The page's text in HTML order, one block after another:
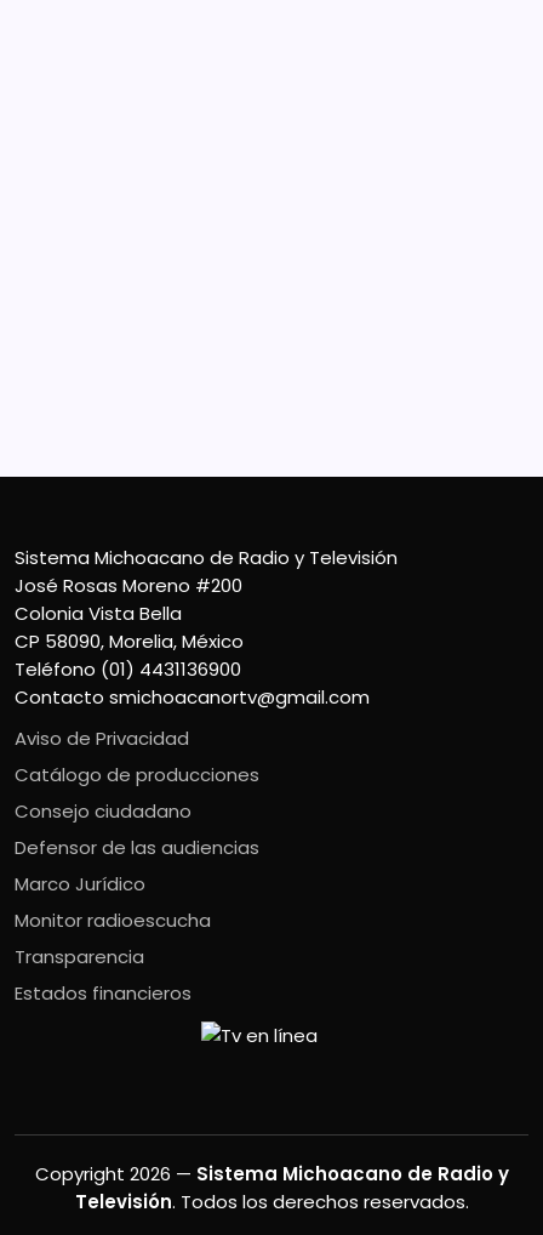
Sistema Michoacano de Radio y Televisión
José Rosas Moreno #200
Colonia Vista Bella
CP 58090, Morelia, México
Teléfono (01) 4431136900
Contacto smichoacanortv@gmail.com
Aviso de Privacidad
Catálogo de producciones
Consejo ciudadano
Defensor de las audiencias
Marco Jurídico
Monitor radioescucha
Transparencia
Estados financieros
Copyright 2026 — Sistema Michoacano de Radio y
Televisión. Todos los derechos reservados.